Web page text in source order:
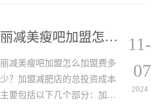
丽减美瘦吧加盟怎么加盟费多少？
丽减美瘦吧加盟怎么加盟费多
少？加盟减肥店的总投资成本
主要包括以下几个部分：加盟
11-
07
2024